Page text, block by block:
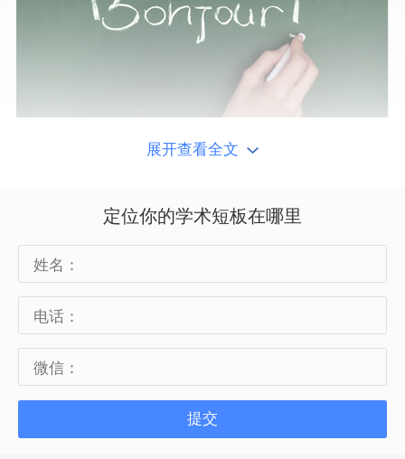
Alevel法语课程内容：
AS级别的Alevel法语课程和A2级别的
Alevel分别分为三个单元：
Unit 1 Listening and Writing
Unit 2 Reading and Writing
Unit 3 Prepared Oral Topic (to be
展开查看全文
定位你的学术短板在哪里
提交